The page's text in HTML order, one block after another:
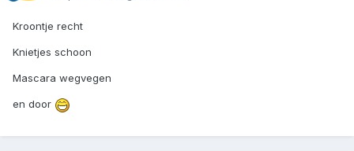
Kroontje recht
Knietjes schoon
Mascara wegvegen
en door